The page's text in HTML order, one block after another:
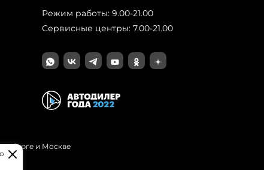
Режим работы: 9.00-21.00
Сервисные центры: 7.00-21.00
и Москве